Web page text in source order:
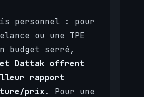
personnel : pour
ou une TPE
budget serré,
Dattak offrent
rapport
prix. Pour une